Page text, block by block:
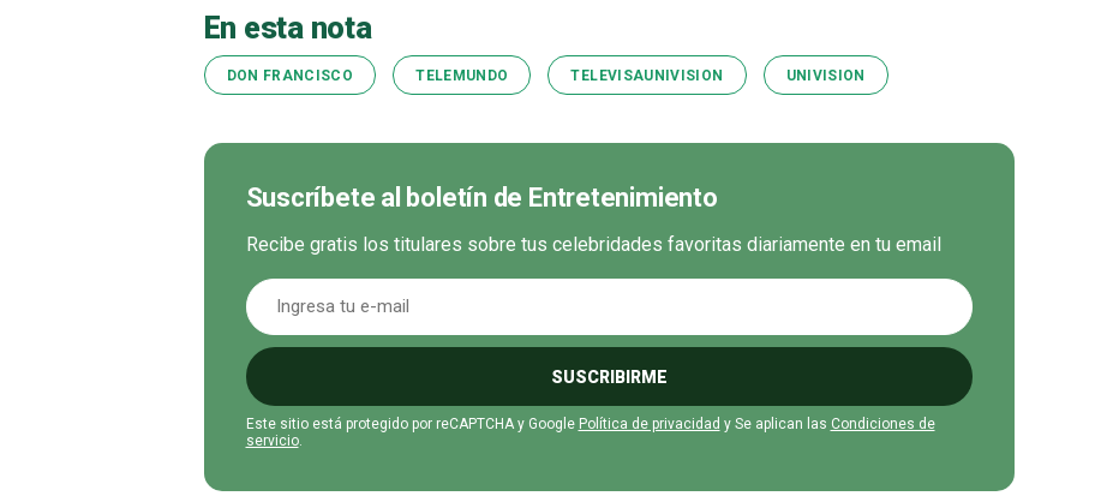
En esta nota
DON FRANCISCO TELEMUNDO TELEVISAUNIVISION UNIVISION
Suscríbete al boletín de Entretenimiento
Recibe gratis los titulares sobre tus celebridades favoritas diariamente en tu email
SUSCRIBIRME
Este sitio está protegido por reCAPTCHA y Google Política de privacidad y Se aplican las Condiciones de
servicio.